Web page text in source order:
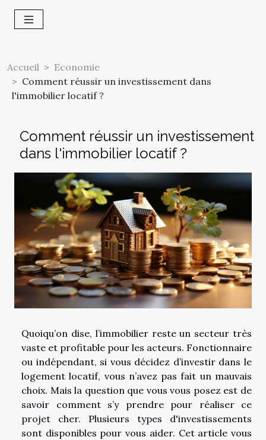
Accueil
Economie
Comment réussir un investissement dans
l'immobilier locatif ?
Comment réussir un investissement
dans l'immobilier locatif ?
Quoiqu’on dise, l’immobilier reste un secteur très
vaste et profitable pour les acteurs. Fonctionnaire
ou indépendant, si vous décidez d’investir dans le
logement locatif, vous n’avez pas fait un mauvais
choix. Mais la question que vous vous posez est de
savoir comment s’y prendre pour réaliser ce
projet cher. Plusieurs types d'investissements
sont disponibles pour vous aider. Cet article vous